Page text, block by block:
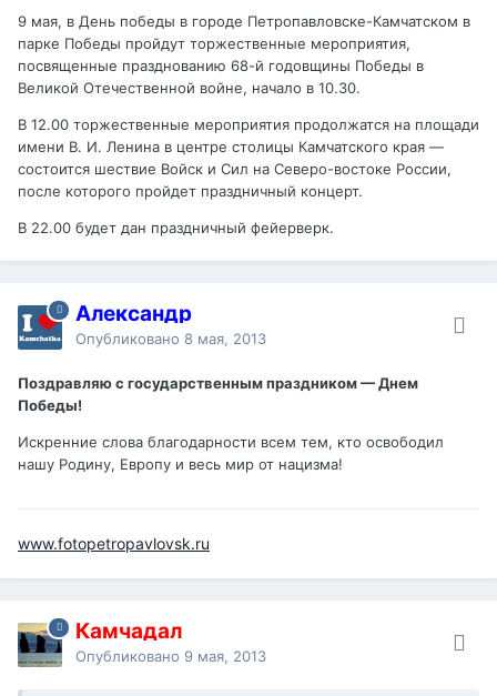
9 мая, в День победы в городе Петропавловске-Камчатском в
парке Победы пройдут торжественные мероприятия,
посвященные празднованию 68-й годовщины Победы в
Великой Отечественной войне, начало в 10.30.
В 12.00 торжественные мероприятия продолжатся на площади
имени В. И. Ленина в центре столицы Камчатского края —
состоится шествие Войск и Сил на Северо-востоке России,
после которого пройдет праздничный концерт.
В 22.00 будет дан праздничный фейерверк.
Александр
Опубликовано 8 мая, 2013
Поздравляю с государственным праздником — Днем
Победы!
Искренние слова благодарности всем тем, кто освободил
нашу Родину, Европу и весь мир от нацизма!
www.fotopetropavlovsk.ru
Камчадал
Опубликовано 9 мая, 2013